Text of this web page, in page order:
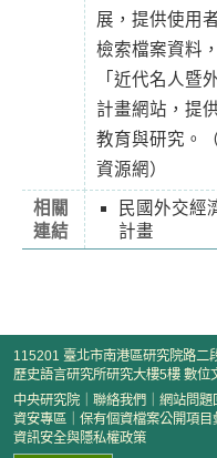
展，提供使用
檢索檔案資料
「近代名人暨
計畫網站，提
教育與研究。
資源網）
相關
連結
民國外交經
計畫
115201 臺北市南港區研究院路二
歷史語言研究所研究大樓5樓 數位
中央研究院
聯絡我們
網站問題
資安專區
保有個資檔案公開項目
資訊安全與隱私權政策